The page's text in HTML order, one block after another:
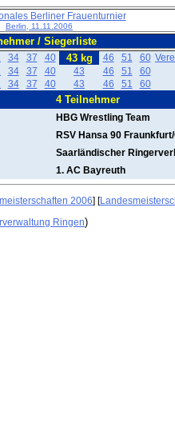
Berliner Frauenturnier
Berlin, 11.11.2006
/ Siegerliste
34 37 40 43 kg 46 51 60
34 37 40 43 46 51
60
34 37 40 43 46 51 60
4 Teilnehmer
HBG Wrestling Team
RSV Hansa 90
Saarländischer
1. AC Bayreuth
2006] [
Ringen)